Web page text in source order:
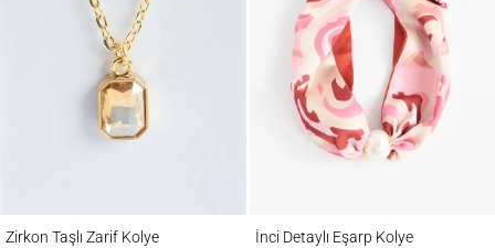
Zirkon Taşlı Zarif Kolye İnci Detaylı Eşarp Kolye